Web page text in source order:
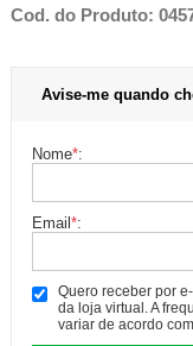
Cod. do Produto:
Avise-me quando
Nome*:
Email*:
Quero receber por
da loja virtual. A
variar de acordo